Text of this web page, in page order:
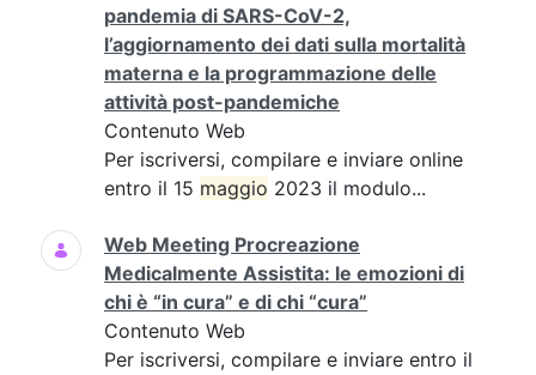
pandemia di SARS-CoV-2,
l’aggiornamento dei dati sulla mortalità
materna e la programmazione delle
attività post-pandemiche
Contenuto Web
Per iscriversi, compilare e inviare online
entro il 15 maggio 2023 il modulo...
Web Meeting Procreazione
Medicalmente Assistita: le emozioni di
chi è “in cura” e di chi “cura”
Contenuto Web
Per iscriversi, compilare e inviare entro il